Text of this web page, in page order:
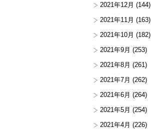
2021年12月 (144)
2021年11月 (163)
2021年10月 (182)
2021年9月 (253)
2021年8月 (261)
2021年7月 (262)
2021年6月 (264)
2021年5月 (254)
2021年4月 (226)